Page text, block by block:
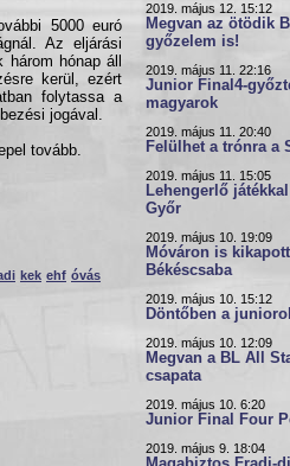
5000 euró
Az eljárási
hónap áll
kerül, ezért
folytassa a
jogával.
tovább.
kek ehf óvás
2019. május 12. 15:12
Megvan az ötödik
győzelem is!
2019. május 11. 22:16
Junior Final4-
magyarok
2019. május 11. 20:40
Felülhet a trónra a
2019. május 11. 15:05
Lehengerlő
Győr
2019. május 10. 19:09
Móváron is
Békéscsaba
2019. május 10. 15:12
Döntőben a
2019. május 10. 12:09
Megvan a BL All
csapata
2019. május 10. 6:20
Junior Final Four
2019. május 9. 18:04